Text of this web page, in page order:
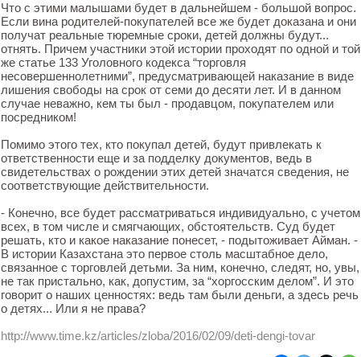
Что с этими малышами будет в дальнейшем - большой вопрос.
Если вина родителей-покупателей все же будет доказана и они
получат реальные тюремные сроки, детей должны будут...
отнять. Причем участники этой истории проходят по одной и той
же статье 133 Уголовного кодекса “торговля
несовершеннолетними”, предусматривающей наказание в виде
лишения свободы на срок от семи до десяти лет. И в данном
случае неважно, кем ты был - продавцом, покупателем или
посредником!
Помимо этого тех, кто покупал детей, будут привлекать к
ответственности еще и за подделку документов, ведь в
свидетельствах о рождении этих детей значатся сведения, не
соответствующие действительности.
- Конечно, все будет рассматриваться индивидуально, с учетом
всех, в том числе и смягчающих, обстоятельств. Суд будет
решать, кто и какое наказание понесет, - подытоживает Айман. -
В истории Казахстана это первое столь масштабное дело,
связанное с торговлей детьми. За ним, конечно, следят, но, увы,
не так пристально, как, допустим, за “хоргосским делом”. И это
говорит о наших ценностях: ведь там были деньги, а здесь речь
о детях... Или я не права?
http://www.time.kz/articles/zloba/2016/02/09/deti-dengi-tovar